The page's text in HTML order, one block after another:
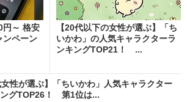
円～ 格安
ンペーン
【20代以下の女性が選ぶ】「ち
いかわ」の人気キャラクターラ
ンキングTOP21！ ...
女性が選ぶ】「ちいかわ」人気キャラクター
グTOP26！ 第1位は...